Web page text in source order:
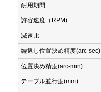
耐用期間
許容速度（RPM)
減速比
繰返し位置決め精度(arc-sec)
位置決め精度(arc-min)
テーブル並行度(mm)